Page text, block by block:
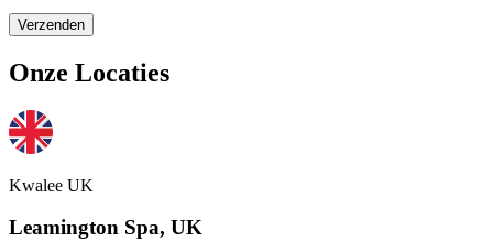
Verzenden
Onze Locaties
Kwalee UK
Leamington Spa, UK